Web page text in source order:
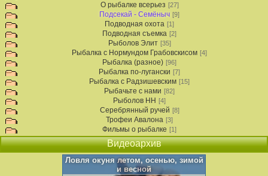
О рыбалке всерьез [27]
Подсекай - Семёныч [9]
Подводная охота [1]
Подводная съемка [2]
Рыболов Элит [35]
Рыбалка с Нормундом Грабовскисом [4]
Рыбалка (разное) [96]
Рыбалка по-лугански [7]
Рыбалка с Радзишевским [15]
Рыбачьте с нами [82]
Рыболов НН [4]
Серебрянный ручей [8]
Трофеи Авалона [3]
Фильмы о рыбалке [1]
Видеоархив
Ловля окуня летом, осенью, зимой
и весной